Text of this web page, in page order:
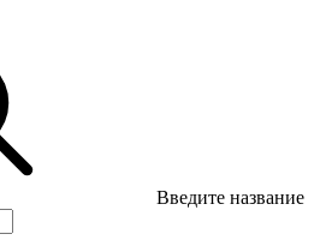
Введите название